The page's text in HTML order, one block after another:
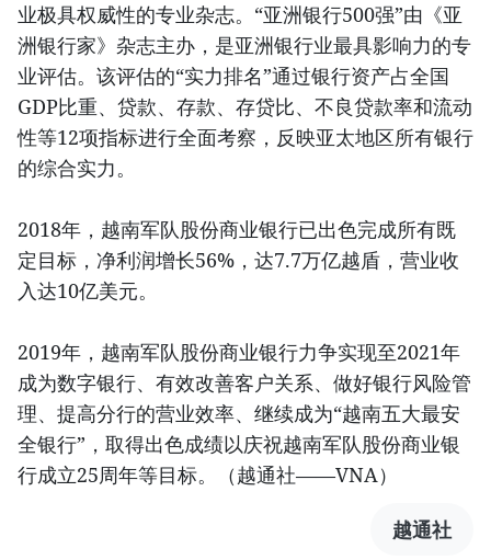
业极具权威性的专业杂志。“亚洲银行500强”由《亚
洲银行家》杂志主办，是亚洲银行业最具影响力的专
业评估。该评估的“实力排名”通过银行资产占全国
GDP比重、贷款、存款、存贷比、不良贷款率和流动
性等12项指标进行全面考察，反映亚太地区所有银行
的综合实力。
2018年，越南军队股份商业银行已出色完成所有既
定目标，净利润增长56%，达7.7万亿越盾，营业收
入达10亿美元。
2019年，越南军队股份商业银行力争实现至2021年
成为数字银行、有效改善客户关系、做好银行风险管
理、提高分行的营业效率、继续成为“越南五大最安
全银行”，取得出色成绩以庆祝越南军队股份商业银
行成立25周年等目标。（越通社——VNA）
越通社